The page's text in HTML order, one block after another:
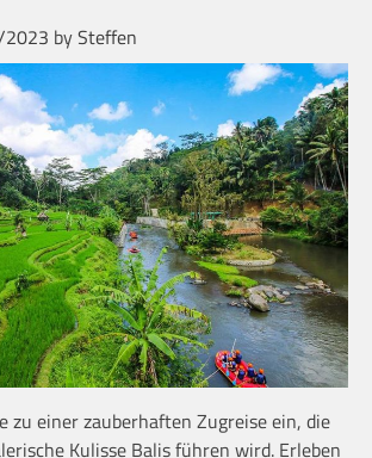
bySteffen
zu einer zauberhaften Zugreise ein, die
Kulisse Balis führen wird. Erleben